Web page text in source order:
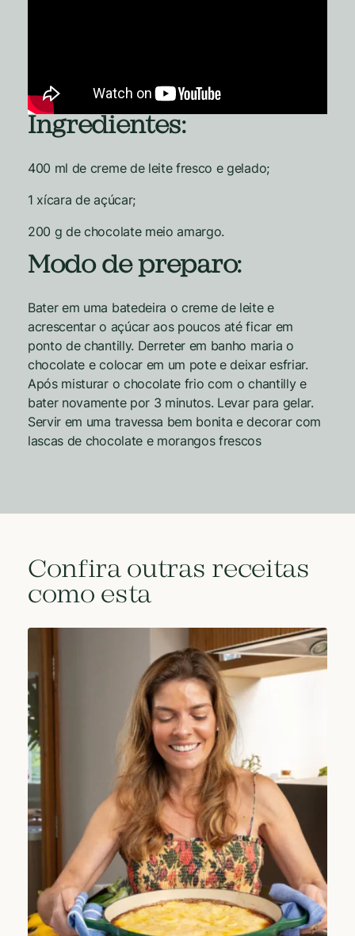
Ingredientes:
400 ml de creme de leite fresco e gelado;
1 xícara de açúcar;
200 g de chocolate meio amargo.
Modo de preparo:
Bater em uma batedeira o creme de leite e
acrescentar o açúcar aos poucos até ficar em
ponto de chantilly. Derreter em banho maria o
chocolate e colocar em um pote e deixar esfriar.
Após misturar o chocolate frio com o chantilly e
bater novamente por 3 minutos. Levar para gelar.
Servir em uma travessa bem bonita e decorar com
lascas de chocolate e morangos frescos
Confira outras receitas
como esta